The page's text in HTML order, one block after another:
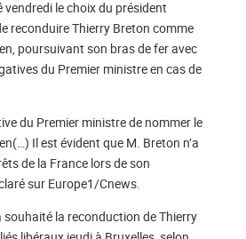
le choix du président
reconduire Thierry Breton comme
poursuivant son bras de fer avec
du Premier ministre en cas de
du Premier ministre de nommer le
Il est évident que M. Breton n’a
de la France lors de son
sur Europe1/Cnews.
souhaité la reconduction de Thierry